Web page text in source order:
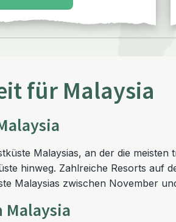
für Malaysia
Malaysias, an der die
hinweg. Zahlreiche Resorts auf
Malaysias zwischen November
Malaysia